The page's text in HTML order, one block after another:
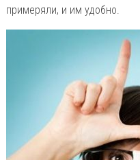
примеряли, и им удобно.